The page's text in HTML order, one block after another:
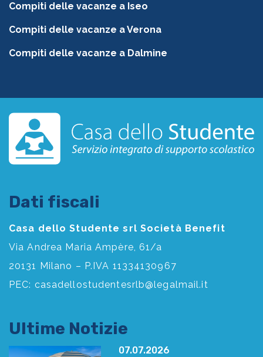
Compiti delle vacanze a Iseo
Compiti delle vacanze a Verona
Compiti delle vacanze a Dalmine
Dati fiscali
Casa dello Studente srl Società Benefit
Via Andrea Maria Ampère, 61/a
20131 Milano – P.IVA 11334130967
PEC: casadellostudentesrlb@legalmail.it
Ultime Notizie
07.07.2026